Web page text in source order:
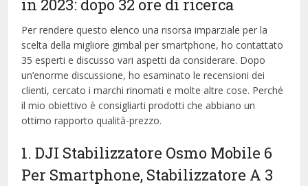
in 2023: dopo 32 ore di ricerca
Per rendere questo elenco una risorsa imparziale per la
scelta della migliore gimbal per smartphone, ​​ho contattato
35 esperti e discusso vari aspetti da considerare. Dopo
un’enorme discussione, ho esaminato le recensioni dei
clienti, cercato i marchi rinomati e molte altre cose. Perché
il mio obiettivo è consigliarti prodotti che abbiano un
ottimo rapporto qualità-prezzo.
1. DJI Stabilizzatore Osmo Mobile 6
Per Smartphone, Stabilizzatore A 3